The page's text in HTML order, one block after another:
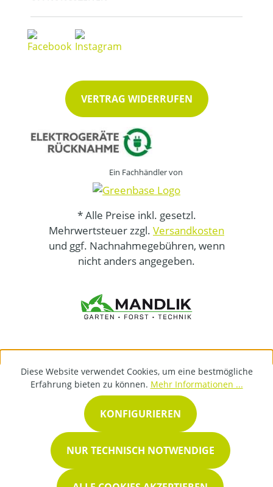
VERTRAG WIDERRUFEN
Ein Fachhändler von
* Alle Preise inkl. gesetzl.
Mehrwertsteuer zzgl. Versandkosten
und ggf. Nachnahmegebühren, wenn
nicht anders angegeben.
Diese Website verwendet Cookies, um eine bestmögliche
Erfahrung bieten zu können. Mehr Informationen ...
NUR TECHNISCH NOTWENDIGE
KONFIGURIEREN